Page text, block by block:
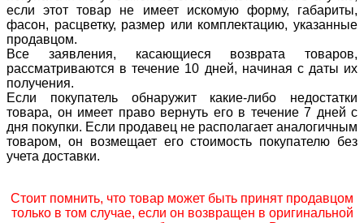
если этот товар не имеет искомую форму, габариты,
фасон, расцветку, размер или комплектацию, указанные
продавцом.
Все заявления, касающиеся возврата товаров,
рассматриваются в течение 10 дней, начиная с даты их
получения.
Если покупатель обнаружит какие-либо недостатки
товара, он имеет право вернуть его в течение 7 дней с
дня покупки. Если продавец не располагает аналогичным
товаром, он возмещает его стоимость покупателю без
учета доставки.
Стоит помнить, что товар может быть принят продавцом
только в том случае, если он возвращен в оригинальной